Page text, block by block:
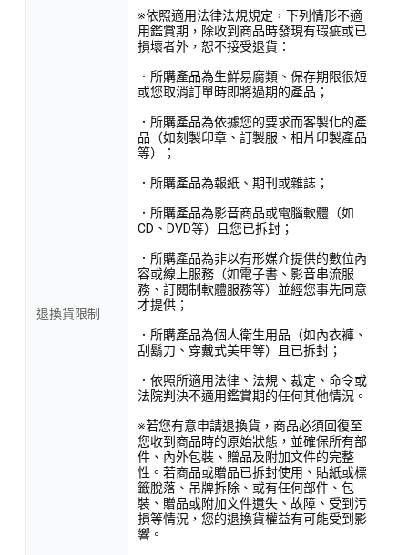
退換貨限制
※依照適用法律法規規定，下列情形不適
用鑑賞期，除收到商品時發現有瑕疵或已
損壞者外，恕不接受退貨：
．所購產品為生鮮易腐類、保存期限很短
或您取消訂單時即將過期的產品；
．所購產品為依據您的要求而客製化的產
品（如刻製印章、訂製服、相片印製產品
等）；
．所購產品為報紙、期刊或雜誌；
．所購產品為影音商品或電腦軟體（如
CD、DVD等）且您已拆封；
．所購產品為非以有形媒介提供的數位內
容或線上服務（如電子書、影音串流服
務、訂閱制軟體服務等）並經您事先同意
才提供；
．所購產品為個人衛生用品（如內衣褲、
刮鬍刀、穿戴式美甲等）且已拆封；
．依照所適用法律、法規、裁定、命令或
法院判決不適用鑑賞期的任何其他情況。
※若您有意申請退換貨，商品必須回復至
您收到商品時的原始狀態，並確保所有部
件、內外包裝、贈品及附加文件的完整
性。若商品或贈品已拆封使用、貼紙或標
籤脫落、吊牌拆除、或有任何部件、包
裝、贈品或附加文件遺失、故障、受到污
損等情況，您的退換貨權益有可能受到影
響。